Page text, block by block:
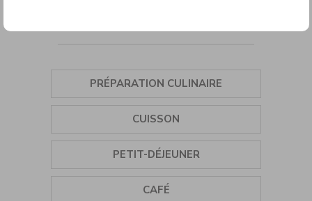
PRÉPARATION CULINAIRE
SORBETIÈRE
MIXEUR PLONGEANT
MINI HÂCHOIR
CUISSON
GRILL
PLANCHA
PETIT-DÉJEUNER
BOUILLOIRE
CAFÉ